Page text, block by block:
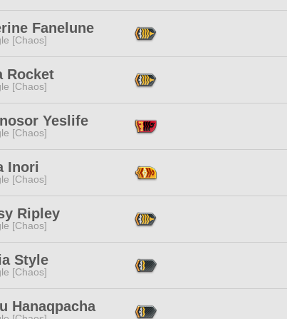
Fanelune
[Chaos]
Rocket
[Chaos]
Yeslife
[Chaos]
Inori
[Chaos]
Ripley
[Chaos]
Style
[Chaos]
Hanaqpacha